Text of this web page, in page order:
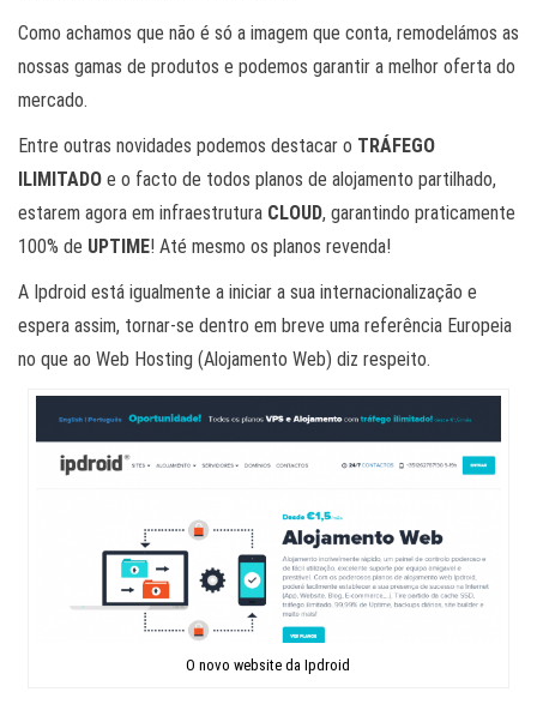
Como achamos que não é só a imagem que conta, remodelámos as
nossas gamas de produtos e podemos garantir a melhor oferta do
mercado.
Entre outras novidades podemos destacar o TRÁFEGO
ILIMITADO e o facto de todos planos de alojamento partilhado,
estarem agora em infraestrutura CLOUD, garantindo praticamente
100% de UPTIME! Até mesmo os planos revenda!
A Ipdroid está igualmente a iniciar a sua internacionalização e
espera assim, tornar-se dentro em breve uma referência Europeia
no que ao Web Hosting (Alojamento Web) diz respeito.
O novo website da Ipdroid